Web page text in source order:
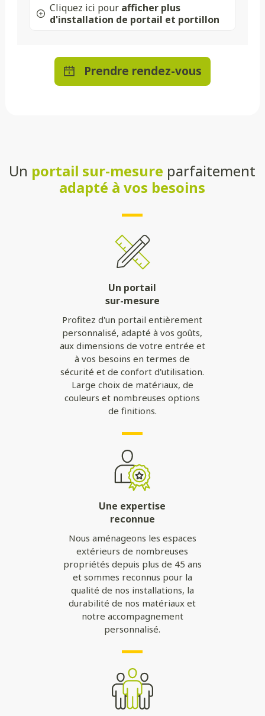
Cliquez ici pour afficher plus
d'installation de portail et portillon
Prendre rendez-vous
Un portail sur-mesure parfaitement
adapté à vos besoins
Un portail
sur-mesure
Profitez d'un portail entièrement
personnalisé, adapté à vos goûts,
aux dimensions de votre entrée et
à vos besoins en termes de
sécurité et de confort d'utilisation.
Large choix de matériaux, de
couleurs et nombreuses options
de finitions.
Une expertise
reconnue
Nous aménageons les espaces
extérieurs de nombreuses
propriétés depuis plus de 45 ans
et sommes reconnus pour la
qualité de nos installations, la
durabilité de nos matériaux et
notre accompagnement
personnalisé.